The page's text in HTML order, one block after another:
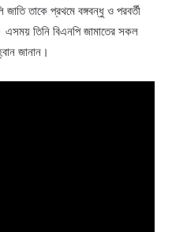
জাতি তাকে প্রথমে বঙ্গবন্ধু ও পরবর্তী
এসময় তিনি বিএনপি জামাতের সকল
জানান।